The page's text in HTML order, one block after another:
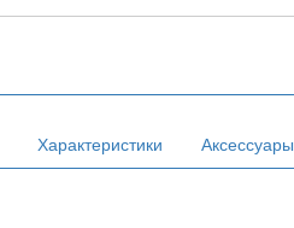
Характеристики Аксессуары